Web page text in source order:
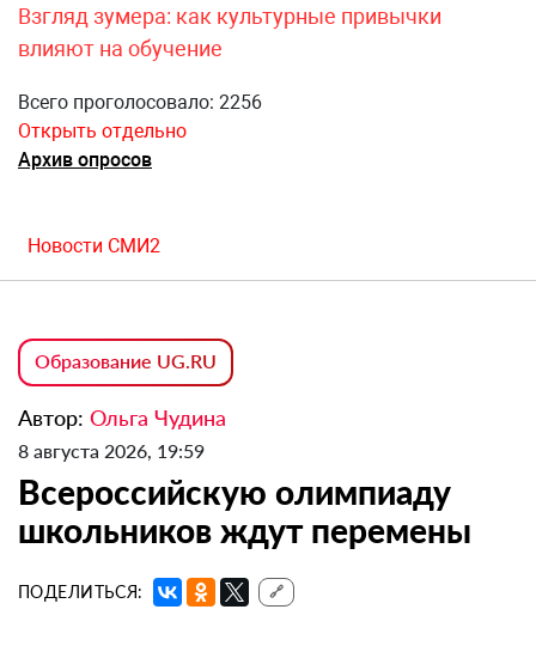
Взгляд зумера: как культурные привычки
влияют на обучение
Всего проголосовало: 2256
Открыть отдельно
Архив опросов
Новости СМИ2
Образование UG.RU
Автор: Ольга Чудина
8 августа 2026, 19:59
Всероссийскую олимпиаду
школьников ждут перемены
ПОДЕЛИТЬСЯ: 🔗